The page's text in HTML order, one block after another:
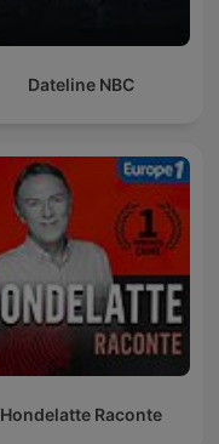
Dateline NBC
Hondelatte Raconte